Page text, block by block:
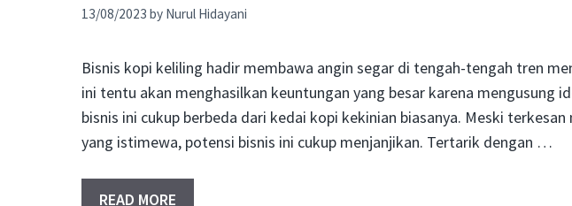
13/08/2023 by Nurul Hidayani
Bisnis kopi keliling hadir membawa angin segar di tengah-tengah tren
ini tentu akan menghasilkan keuntungan yang besar karena mengusung
bisnis ini cukup berbeda dari kedai kopi kekinian biasanya. Meski
yang istimewa, potensi bisnis ini cukup menjanjikan. Tertarik dengan …
READ MORE